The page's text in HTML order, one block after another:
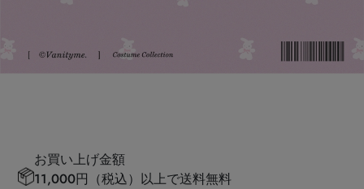
お買い上げ金額
11,000円（税込）以上で送料無料